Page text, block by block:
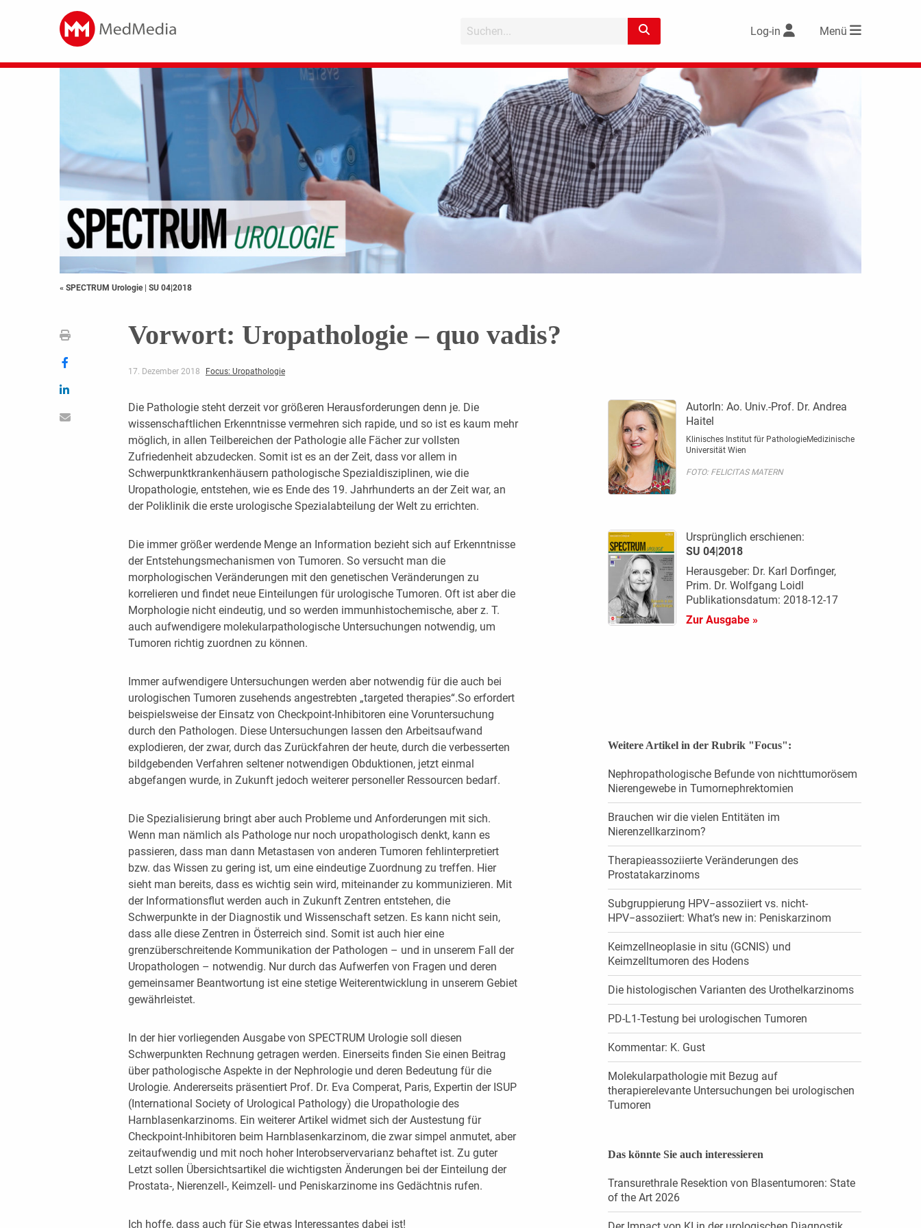
Log-in Menü
« SPECTRUM Urologie | SU 04|2018
Vorwort: Uropathologie – quo vadis?
17. Dezember 2018 Focus: Uropathologie
Die Pathologie steht derzeit vor größeren Herausforderungen denn je. Die
wissenschaftlichen Erkenntnisse vermehren sich rapide, und so ist es kaum mehr
möglich, in allen Teilbereichen der Pathologie alle Fächer zur vollsten
Zufriedenheit abzudecken. Somit ist es an der Zeit, dass vor allem in
Schwerpunktkrankenhäusern pathologische Spezialdisziplinen, wie die
Uropathologie, entstehen, wie es Ende des 19. Jahrhunderts an der Zeit war, an
der Poliklinik die erste urologische Spezialabteilung der Welt zu errichten.
Die immer größer werdende Menge an Information bezieht sich auf Erkennt­nisse
der Entstehungsmechanismen von Tumoren. So versucht man die
morphologischen Veränderungen mit den genetischen Veränderungen zu
korrelieren und findet neue Einteilungen für urologische Tumoren. Oft ist aber die
Morphologie nicht eindeutig, und so werden immunhistochemische, aber z. T.
auch aufwendigere molekularpathologische Untersuchungen notwendig, um
Tumoren richtig zuordnen zu können.
Immer aufwendigere Untersuchungen werden aber notwendig für die auch bei
urologischen Tumoren zusehends angestrebten „targeted therapies“.So erfordert
beispielsweise der Einsatz von Checkpoint-Inhibitoren eine Voruntersuchung
durch den Pathologen. Diese Untersuchungen lassen den Arbeitsaufwand
explodieren, der zwar, durch das Zurückfahren der heute, durch die verbesserten
bildgebenden Verfahren seltener notwendigen Obduktionen, jetzt einmal
abgefangen wurde, in Zukunft jedoch weiterer personeller Ressourcen bedarf.
Die Spezialisierung bringt aber auch Probleme und Anforderungen mit sich.
Wenn man nämlich als Pathologe nur noch uropathologisch denkt, kann es
passieren, dass man dann Metastasen von anderen Tumoren fehlinterpretiert
bzw. das Wissen zu gering ist, um eine eindeutige Zuordnung zu treffen. Hier
sieht man bereits, dass es wichtig sein wird, miteinander zu kommunizieren. Mit
der Informationsflut werden auch in Zukunft Zentren entstehen, die
Schwerpunkte in der Diagnostik und Wissenschaft setzen. Es kann nicht sein,
dass alle diese Zentren in Österreich sind. Somit ist auch hier eine
grenzüberschreitende Kommunikation der Pathologen – und in unserem Fall der
Uropathologen – notwendig. Nur durch das Aufwerfen von Fragen und deren
gemeinsamer Beantwortung ist eine stetige Weiterentwicklung in unserem Gebiet
gewährleistet.
In der hier vorliegenden Ausgabe von SPECTRUM Urologie soll diesen
Schwerpunkten Rechnung getragen werden. Einerseits finden Sie einen Beitrag
über pathologische Aspekte in der Nephrologie und deren Bedeutung für die
Urologie. Andererseits präsentiert Prof. Dr. Eva Comperat, Paris, Expertin der ISUP
(International Society of Urological Pathology) die Uropathologie des
Harnblasenkarzinoms. Ein weiterer Artikel widmet sich der Austestung für
Checkpoint-Inhibitoren beim Harnblasenkarzinom, die zwar simpel anmutet, aber
zeitaufwendig und mit noch hoher Interobservervarianz behaftet ist. Zu guter
Letzt sollen Übersichtsartikel die wichtigsten Änderungen bei der Einteilung der
Prostata-, Nierenzell-, Keimzell- und Peniskarzinome ins Gedächtnis rufen.
Ich hoffe, dass auch für Sie etwas Interessantes dabei ist!
AutorIn: Ao. Univ.-Prof. Dr. Andrea
Haitel
Klinisches Institut für PathologieMedizinische
Universität Wien
FOTO: FELICITAS MATERN
Ursprünglich erschienen:
SU 04|2018
Herausgeber: Dr. Karl Dorfinger,
Prim. Dr. Wolfgang Loidl
Publikationsdatum: 2018-12-17
Zur Ausgabe »
Weitere Artikel in der Rubrik "Focus":
Nephropathologische Befunde von nichttumorösem
Nierengewebe in Tumornephrektomien
Brauchen wir die vielen Entitäten im
Nierenzellkarzinom?
Therapieassoziierte Veränderungen des
Prostatakarzinoms
Subgruppierung HPV−assoziiert vs. nicht-
HPV−assoziiert: What’s new in: Peniskarzinom
Keimzellneoplasie in situ (GCNIS) und
Keimzelltumoren des Hodens
Die histologischen Varianten des Urothelkarzinoms
PD-L1-Testung bei urologischen Tumoren
Kommentar: K. Gust
Molekularpathologie mit Bezug auf
therapierelevante Untersuchungen bei urologischen
Tumoren
Das könnte Sie auch interessieren
Transurethrale Resektion von Blasentumoren: State
of the Art 2026